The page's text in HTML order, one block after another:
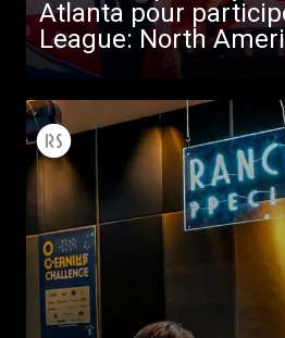
Atlanta pour
League: North